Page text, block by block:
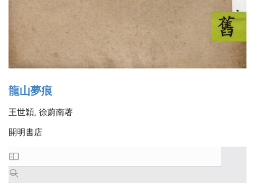
龍山夢痕
王世穎, 徐蔚南著
開明書店